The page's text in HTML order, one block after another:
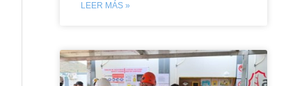
LEER MÁS »